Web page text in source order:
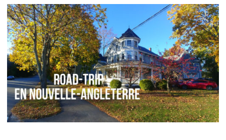
ÉTATS-UNIS // QUE FAIRE EN DEUX JOURS À
BOSTON
Audrey Amérique du Nord ,Amériques,
Blog